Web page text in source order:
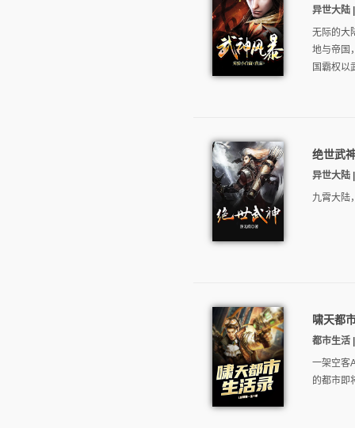
异世大陆
无际的大
地与帝国
国霸权以
绝世武
异世大陆
九霄大陆
啸天都
都市生活
一架空客
的都市即